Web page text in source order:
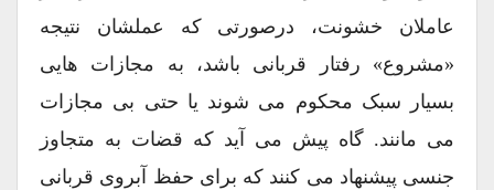
عاملان خشونت، درصورتی که عملشان نتیجه
«مشروع» رفتار قربانی باشد، به مجازات هایی
بسیار سبک محکوم می شوند یا حتی بی مجازات
می مانند. گاه پیش می آید که قضات به متجاوز
جنسی پیشنهاد می کنند که برای حفظ آبروی قربانی